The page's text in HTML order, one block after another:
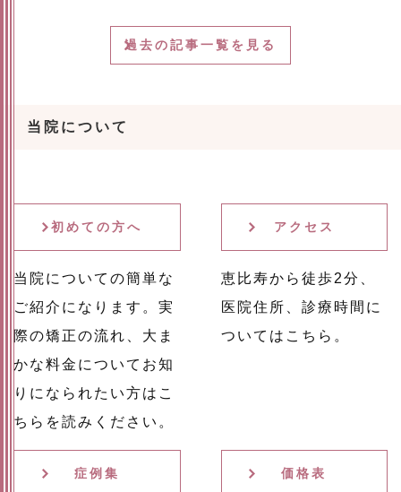
過去の記事一覧を見る
当院について
初めての方へ
当院についての簡単な
ご紹介になります。実
際の矯正の流れ、大ま
かな料金についてお知
りになられたい方はこ
ちらを読みください。
アクセス
恵比寿から徒歩2分、
医院住所、診療時間に
ついてはこちら。
症例集 価格表